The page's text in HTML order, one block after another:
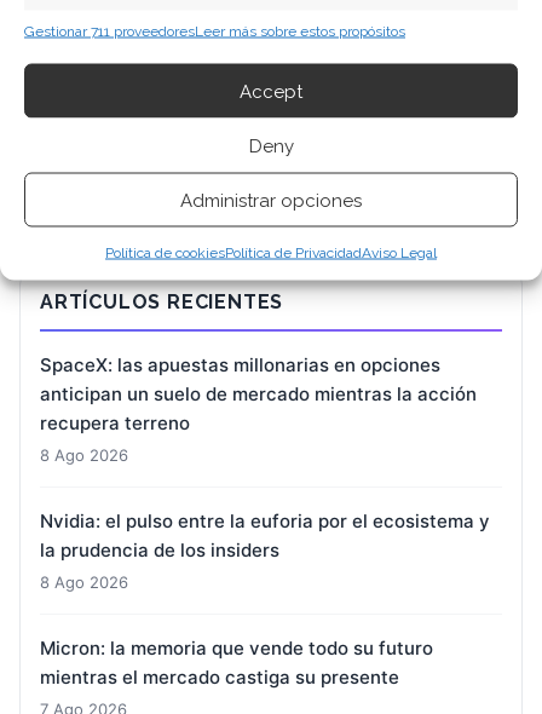
Gestionar 711 proveedoresLeer más sobre estos propósitos
Accept
Deny
Administrar opciones
Política de cookiesPolítica de PrivacidadAviso Legal
BUSCAR
ARTÍCULOS RECIENTES
SpaceX: las apuestas millonarias en opciones
anticipan un suelo de mercado mientras la acción
recupera terreno
8 Ago 2026
Nvidia: el pulso entre la euforia por el ecosistema y
la prudencia de los insiders
8 Ago 2026
Micron: la memoria que vende todo su futuro
mientras el mercado castiga su presente
7 Ago 2026